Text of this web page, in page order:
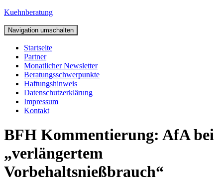
Kuehnberatung
Navigation umschalten
Startseite
Partner
Monatlicher Newsletter
Beratungsschwerpunkte
Haftungshinweis
Datenschutzerklärung
Impressum
Kontakt
BFH Kommentierung: AfA bei
„verlängertem
Vorbehaltsnießbrauch“